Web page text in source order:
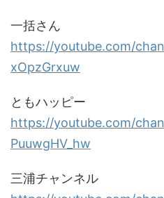
一括さん
https://youtube.com/
xOpzGrxuw
ともハッピー
https://youtube.com/
PuuwgHV_hw
三浦チャンネル